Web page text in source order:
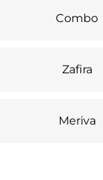
Combo
Zafira
Meriva